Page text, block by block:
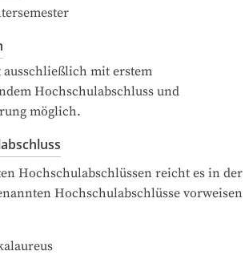
ausschließlich mit erstem
Hochschulabschluss und
möglich.
Hochschulabschlüssen reicht es in der
Hochschulabschlüsse vorweisen